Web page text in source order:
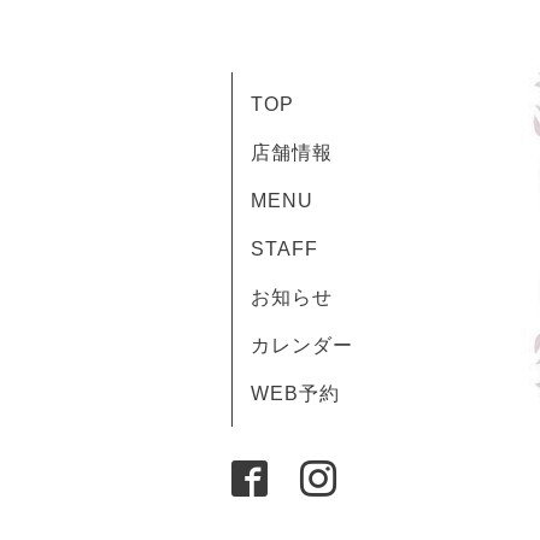
TOP
店舗情報
MENU
STAFF
お知らせ
カレンダー
WEB予約